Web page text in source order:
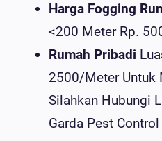
Harga Fogging
<200 Meter Rp.
Rumah Pribadi
2500/meter Untuk
Silahkan Hubungi
Garda Pest Control